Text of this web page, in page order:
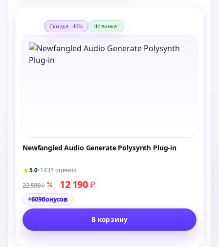
Скидка -46% Новинка!
Newfangled Audio Generate Polysynth Plug-in
★5.0•1435 оценок
22 590₽ 12 190₽
+609бонусов
В корзину